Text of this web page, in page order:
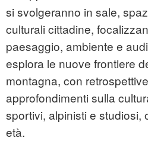
si svolgeranno in sale,
culturali cittadine,
paesaggio, ambiente e
esplora le nuove frontiere
montagna, con
approfondimenti sulla
sportivi, alpinisti e studiosi,
età.